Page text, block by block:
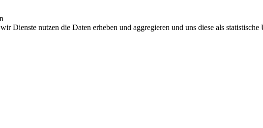
Dienste nutzen die Daten erheben und aggregieren und uns diese als